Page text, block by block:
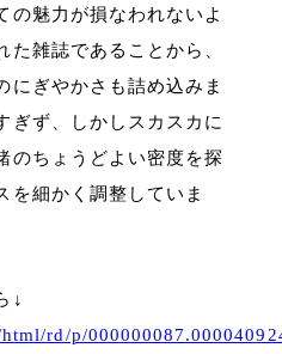
の魅力が損なわれないよ
た雑誌であることから、
にぎやかさも詰め込みま
ぎず、しかしスカスカに
のちょうどよい密度を探
を細かく調整していま
↓
rd/p/